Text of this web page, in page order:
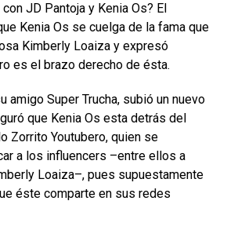
JD Pantoja y Kenia Os? El
Kenia Os se cuelga de la fama que
Kimberly Loaiza y expresó
es el brazo derecho de ésta.
amigo Super Trucha, subió un nuevo
que Kenia Os esta detrás del
Zorrito Youtubero, quien se
a los influencers –entre ellos a
Loaiza–, pues supuestamente
éste comparte en sus redes